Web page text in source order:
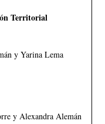
Territorial
y Yarina Lema
y Alexandra Alemán